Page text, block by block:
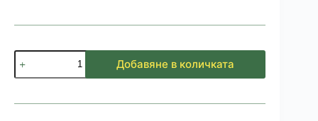
количество
за
Шапка
права
Добавяне в количката